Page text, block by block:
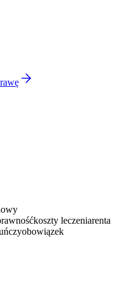
koszty leczeniarenta
obowiązek